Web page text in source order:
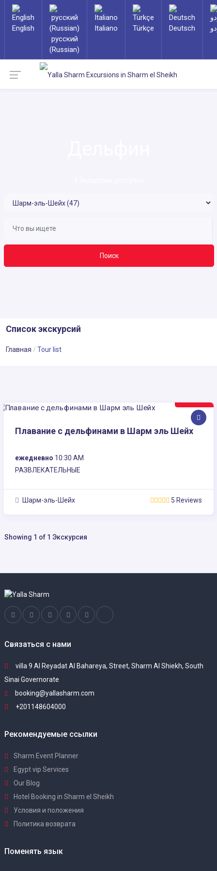
English
русский
(Russian)
Italiano Türkçe Deutsch
Поиск
Список экскурсий
Главная Tour list
Плавание с дельфинами в Шарм эль Шейх
ежедневно 10:30 AM
РАЗВЛЕКАТЕЛЬНЫЕ
Шарм-эль-Шейх 5 Reviews
Showing 1 of 1 Экскурсия
Связаться с нами
villa 9 Al Reyadat Al Bahareya, Street, Sharm Al Shiekh, South
Sinai Governorate
booking@yallasharm.com
+201148604000
Рекомендуемые ссылки
Sharm Event Planner
Egypt vip Services
Our Blog
Hotel Booking in Sharm el Sheikh
Условия и положения
Политика возврата
Поменять язык